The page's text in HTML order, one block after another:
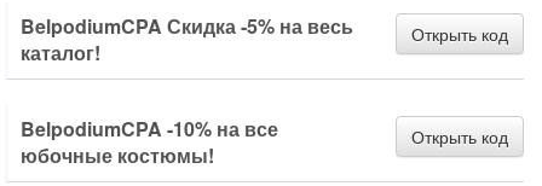
BelpodiumCPA Скидка -5% на весь
каталог!
Открыть код
BelpodiumCPA -10% на все
юбочные костюмы!
Открыть код